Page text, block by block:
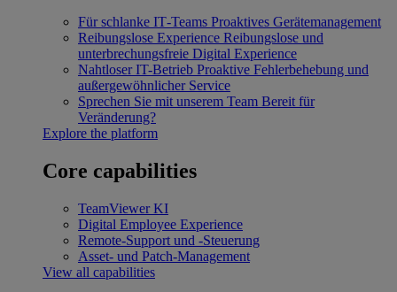
Für schlanke IT‐Teams Proaktives Gerätemanagement
Reibungslose Experience Reibungslose und
unterbrechungsfreie Digital Experience
Nahtloser IT-Betrieb Proaktive Fehlerbehebung und
außergewöhnlicher Service
Sprechen Sie mit unserem Team Bereit für
Veränderung?
Explore the platform
Core capabilities
TeamViewer KI
Digital Employee Experience
Remote-Support und -Steuerung
Asset- und Patch-Management
View all capabilities